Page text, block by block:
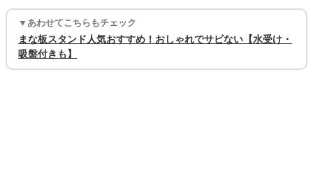
▼あわせてこちらもチェック
まな板スタンド人気おすすめ！おしゃれでサビない【水受け・
吸盤付きも】